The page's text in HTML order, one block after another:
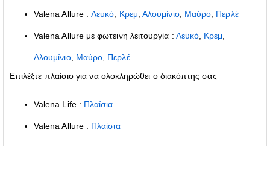
Valena Allure :Λευκό Κρεμ ,Αλουμίνιο, Μαύρο Περλέ
Valena Allure με φωτεινη λειτουργία : Λευκό Κρεμ
Αλουμίνιο, Μαύρο Περλέ
Επιλέξτε πλαίσιο για να ολοκληρώθει ο διακόπτης σας
Valena Life : Πλαίσια
Valena Allure : Πλαίσια